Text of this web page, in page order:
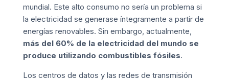
mundial. Este alto consumo no sería un problema si
la electricidad se generase íntegramente a partir de
energías renovables. Sin embargo, actualmente,
más del 60% de la electricidad del mundo se
produce utilizando combustibles fósiles.
Los centros de datos y las redes de transmisión